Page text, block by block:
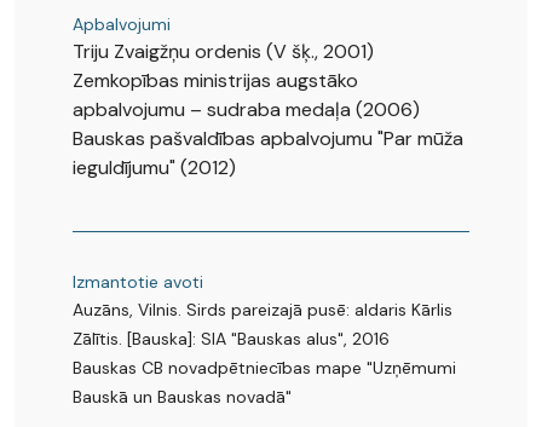
Apbalvojumi
Triju Zvaigžņu ordenis (V šķ., 2001)
Zemkopības ministrijas augstāko
apbalvojumu – sudraba medaļa (2006)
Bauskas pašvaldības apbalvojumu "Par mūža
ieguldījumu" (2012)
Izmantotie avoti
Auzāns, Vilnis. Sirds pareizajā pusē: aldaris Kārlis
Zālītis. [Bauska]: SIA "Bauskas alus", 2016
Bauskas CB novadpētniecības mape "Uzņēmumi
Bauskā un Bauskas novadā"